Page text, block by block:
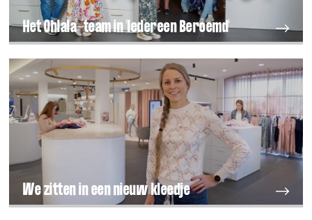
Het Ohlala-team in 'Iedereen Beroemd'
We zitten in een nieuw kleedje